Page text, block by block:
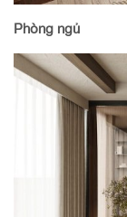
Phòng ngủ